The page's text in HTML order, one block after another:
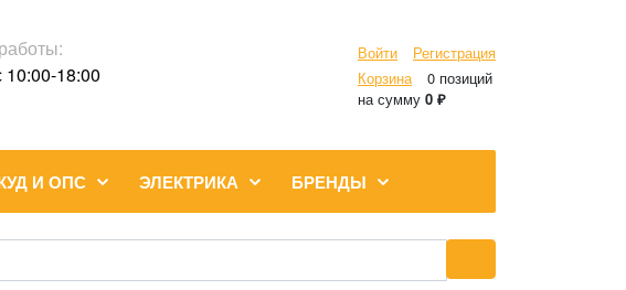
Войти
Регистрация
Корзина
0 позиций
на сумму 0 ₽
18:00
И ОПС ЭЛЕКТРИКА БРЕНДЫ